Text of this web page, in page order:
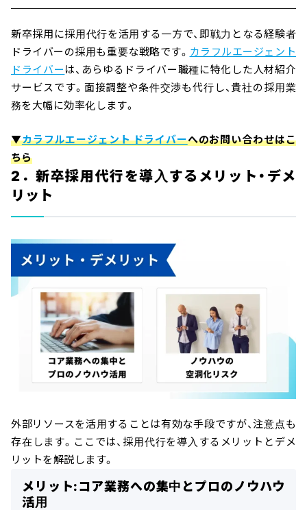
新卒採用に採用代行を活用する一方で、即戦力となる経験者
ドライバーの採用も重要な戦略です。 カラフルエージェント
ドライバー は、あらゆるドライバー職種に特化した人材紹介
サービスです。面接調整や条件交渉も代行し、貴社の採用業
務を大幅に効率化します。
▼カラフルエージェント ドライバーへのお問い合わせはこ
ちら
2．新卒採用代行を導入するメリット・デメ
リット
外部リソースを活用することは有効な手段ですが、注意点も
存在します。ここでは、採用代行を導入するメリットとデメ
リットを解説します。
メリット:コア業務への集中とプロのノウハウ
活用